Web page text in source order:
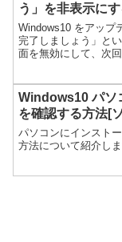
う」を非表示に
Windows10 をアップ
完了しましょう」と
面を無効にして、次
Windows10 パソ
を確認する方法[
パソコンにインスト
方法について紹介しま